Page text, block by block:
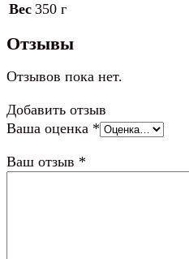
Вес 350 г
Отзывы
Отзывов пока нет.
Добавить отзыв
Ваша оценка *
Ваш отзыв *